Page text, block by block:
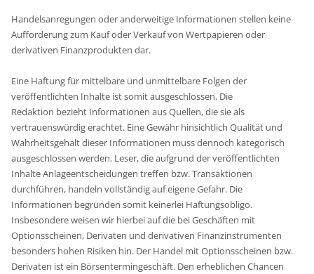
Handelsanregungen oder anderweitige Informationen stellen keine
Aufforderung zum Kauf oder Verkauf von Wertpapieren oder
derivativen Finanzprodukten dar.
Eine Haftung für mittelbare und unmittelbare Folgen der
veröffentlichten Inhalte ist somit ausgeschlossen. Die
Redaktion bezieht Informationen aus Quellen, die sie als
vertrauenswürdig erachtet. Eine Gewähr hinsichtlich Qualität und
Wahrheitsgehalt dieser Informationen muss dennoch kategorisch
ausgeschlossen werden. Leser, die aufgrund der veröffentlichten
Inhalte Anlageentscheidungen treffen bzw. Transaktionen
durchführen, handeln vollständig auf eigene Gefahr. Die
Informationen begründen somit keinerlei Haftungsobligo.
Insbesondere weisen wir hierbei auf die bei Geschäften mit
Optionsscheinen, Derivaten und derivativen Finanzinstrumenten
besonders hohen Risiken hin. Der Handel mit Optionsscheinen bzw.
Derivaten ist ein Börsentermingeschäft. Den erheblichen Chancen